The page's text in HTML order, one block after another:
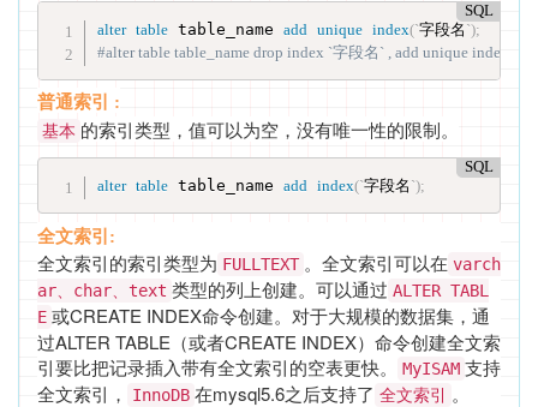
SQL
alter table table_name add unique index(`字段名 `);
#alter table table_name drop index `字段名` , add unique index(`
普通索引 :
基本 的索引类型，值可以为空，没有唯一性的限制。
SQL
alter table table_name add index(`字段名 `);
全文索引:
全文索引的索引类型为 FULLTEXT 。全文索引可以在 varch
ar、char、text 类型的列上创建。可以通过 ALTER TABL
E 或CREATE INDEX命令创建。对于大规模的数据集，通
过ALTER TABLE（或者CREATE INDEX）命令创建全文索
引要比把记录插入带有全文索引的空表更快。
MyISAM 支持
全文索引，
InnoDB 在mysql5.6之后支持了 全文索引 。